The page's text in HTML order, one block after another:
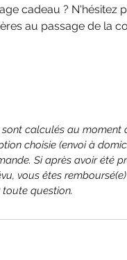
cadeau ? N'hésitez
au passage de la
calculés au
choisie (envoi à
Si après avoir été
vous êtes
question.